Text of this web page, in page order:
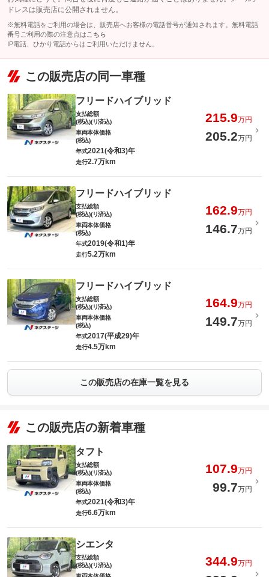
ドレスは販売店に公開されません。
※無料電話をご利用の場合は、販売店へお客様の電話番号が通知されます。無料電話
番号ご利用の際の注意点は こちら
IP電話、ひかり電話からはご利用いただけません。
この販売店の同一車種
フリードハイブリッド
支払総額
(税込)(リ済込)
215.9万円
車両本体価格
(税込)
205.2万円
年式2021(令和3)年
走行2.7万km
フリードハイブリッド
支払総額
(税込)(リ済込)
162.9万円
車両本体価格
(税込)
146.7万円
年式2019(令和1)年
走行5.2万km
フリードハイブリッド
支払総額
(税込)(リ済込)
164.9万円
車両本体価格
(税込)
149.7万円
年式2017(平成29)年
走行4.5万km
この販売店の在庫一覧を見る
この販売店の新着車種
タフト
支払総額
(税込)(リ済込)
107.9万円
車両本体価格
(税込)
99.7万円
年式2021(令和3)年
走行6.6万km
シエンタ
支払総額
(税込)(リ済込)
344.9万円